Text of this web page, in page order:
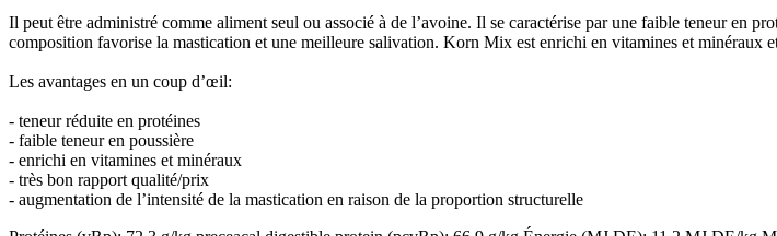
Il peut être administré comme aliment seul ou associé à de l’avoine. Il se caractérise par une faible teneur en
composition favorise la mastication et une meilleure salivation. Korn Mix est enrichi en vitamines et minéraux
Les avantages en un coup d’œil:
- teneur réduite en protéines
- faible teneur en poussière
- enrichi en vitamines et minéraux
- très bon rapport qualité/prix
- augmentation de l’intensité de la mastication en raison de la proportion structurelle